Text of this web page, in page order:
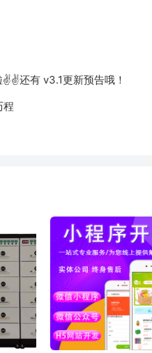
还有 v3.1更新预告哦！
程